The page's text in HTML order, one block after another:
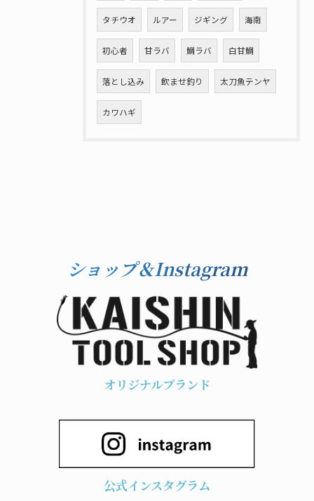
タチウオ ルアー ジギング 海南
初心者 甘ラバ 鯛ラバ 白甘鯛
落とし込み 飲ませ釣り 太刀魚テンヤ
カワハギ
ショップ＆Instagram
オリジナルブランド
公式インスタグラム